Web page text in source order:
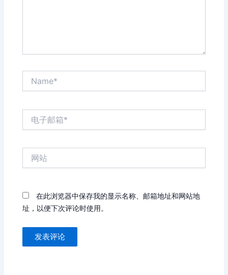
在此浏览器中保存我的显示名称、邮箱地址和网站地
址，以便下次评论时使用。